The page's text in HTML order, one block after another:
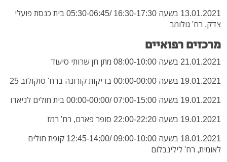
13.01.2021 בשעה 16:30-17:30 /05:30-06:45 בית כנסת פועלי
צדק, רח' גולומב
מרכזים רפואיים
21.01.2021 בשעה 08:00-10:00 מתן חן שרותי סיעוד
19.01.2021 בשעה 00:00-00:00 בדיקות קורונה ברח' סוקולוב 25
19.01.2021 בשעה 07:00-15:00 /00:00-00:00 בית חולים לניאדו
19.01.2021 בשעה 22:00-22:20 סופר פארם, רח' רמז
18.01.2021 בשעה 09:00-10:00 /12:45-14:00 קופת חולים
לאומית, רח' לילינבלום